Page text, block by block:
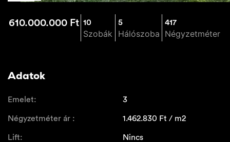
610.000.000 Ft 10
Szobák
5
Hálószoba
417
Négyzetméter
Adatok
Emelet: 3
Négyzetméter ár : 1.462.830 Ft / m2
Lift: Nincs